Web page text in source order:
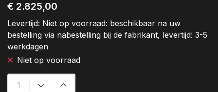
€ 2.825,00
Levertijd: Niet op voorraad: beschikbaar na uw
bestelling via nabestelling bij de fabrikant, levertijd: 3-5
werkdagen
Niet op voorraad